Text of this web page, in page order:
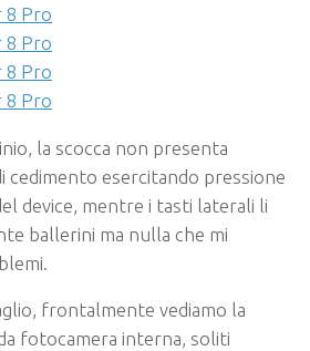
la scocca non presenta
cedimento esercitando pressione
device, mentre i tasti laterali li
ballerini ma nulla che mi
frontalmente vediamo la
fotocamera interna, soliti